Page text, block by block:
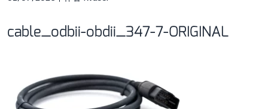
cable_odbii-obdii_347-7-ORIGINAL